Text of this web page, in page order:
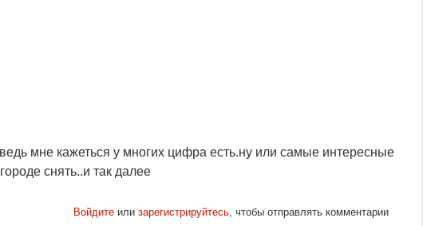
мне кажеться у многих цифра есть.ну или самые интересные
снять..и так далее
Войдитеили зарегистрируйтесь, чтобы отправлять комментарии